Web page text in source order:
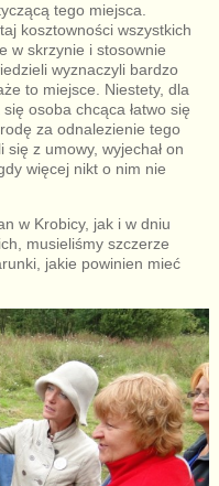
tego miejsca.
kosztowności wszystkich
w skrzynie i stosownie
wyznaczyli bardzo
to miejsce. Niestety, dla
osoba chcąca łatwo się
za odnalezienie tego
z umowy, wyjechał on
więcej nikt o nim nie
w Krobicy, jak i w dniu
musieliśmy szczerze
jakie powinien mieć